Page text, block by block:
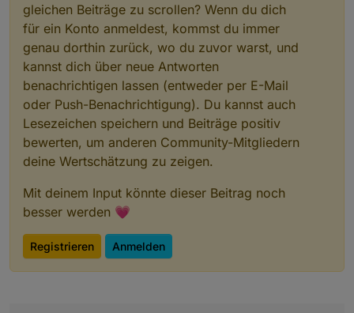
gleichen Beiträge zu scrollen? Wenn du dich
für ein Konto anmeldest, kommst du immer
genau dorthin zurück, wo du zuvor warst, und
kannst dich über neue Antworten
benachrichtigen lassen (entweder per E-Mail
oder Push-Benachrichtigung). Du kannst auch
Lesezeichen speichern und Beiträge positiv
bewerten, um anderen Community-Mitgliedern
deine Wertschätzung zu zeigen.
Mit deinem Input könnte dieser Beitrag noch
besser werden 💗
Registrieren Anmelden